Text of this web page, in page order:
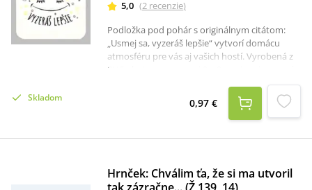
5,0 (2 recenzie)
Podložka pod pohár s originálnym citátom:
„Usmej sa, vyzeráš lepšie“ vytvorí domácu
atmosféru pre vás aj vašich hostí. Vyrobená z
PVC plastu s rozmermi 9 x 9 cm, je pripravená
zabrániť odtlačkom na vašom stole a potešiť
Skladom 0,97 €
Hrnček: Chválim ťa, že si ma utvoril